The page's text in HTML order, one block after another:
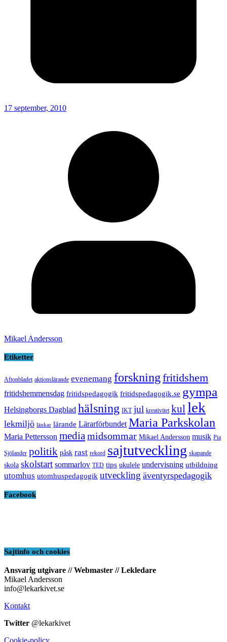
17 september, 2010
Mikael Andersson
Etiketter
Aftonbladet aktionslärande evenemang forskningfritidshem
fritidshemmensdag fritidspedagogik fritidspedagogik.se gympa
Helsingborgs Dagblad hälsning IKT jul kreativitet kul lek
lekmiljö länkar lärande Lärarförbundet Maria Parkskolan
Maria Pettersson mediamidsommar Mikael Andersson musik Pia
Sjölander politik påsk rast rekord sajtutveckling skapande
skola skolstart sommarlov TED tips ukulele undervisning utbildning
utomhus utomhuspedagogik utveckling äventyrspedagogik
Facebook
Sajtinfo och cookies
Ansvarig utgivare // Webmaster // Lekledare
Mikael Andersson
info@lekarkivet.se
Kontakt
Twitter @lekarkivet